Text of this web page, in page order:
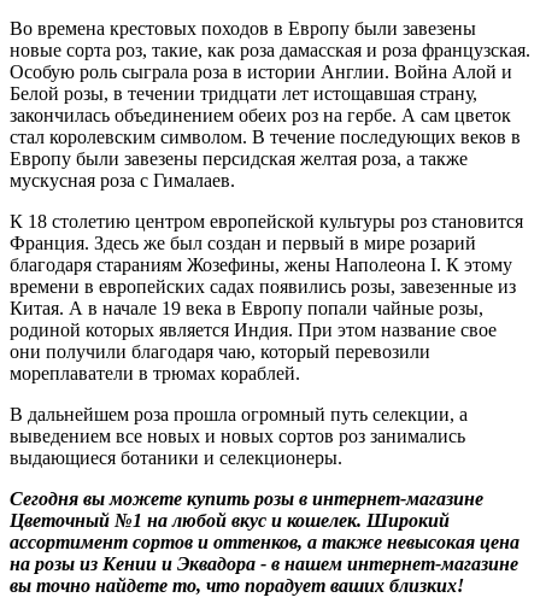
Во времена крестовых походов в Европу были завезены
новые сорта роз, такие, как роза дамасская и роза французская.
Особую роль сыграла роза в истории Англии. Война Алой и
Белой розы, в течении тридцати лет истощавшая страну,
закончилась объединением обеих роз на гербе. А сам цветок
стал королевским символом. В течение последующих веков в
Европу были завезены персидская желтая роза, а также
мускусная роза с Гималаев.
К 18 столетию центром европейской культуры роз становится
Франция. Здесь же был создан и первый в мире розарий
благодаря стараниям Жозефины, жены Наполеона I. К этому
времени в европейских садах появились розы, завезенные из
Китая. А в начале 19 века в Европу попали чайные розы,
родиной которых является Индия. При этом название свое
они получили благодаря чаю, который перевозили
мореплаватели в трюмах кораблей.
В дальнейшем роза прошла огромный путь селекции, а
выведением все новых и новых сортов роз занимались
выдающиеся ботаники и селекционеры.
Сегодня вы можете купить розы в интернет-магазине
Цветочный №1 на любой вкус и кошелек. Широкий
ассортимент сортов и оттенков, а также невысокая цена
на розы из Кении и Эквадора - в нашем интернет-магазине
вы точно найдете то, что порадует ваших близких!